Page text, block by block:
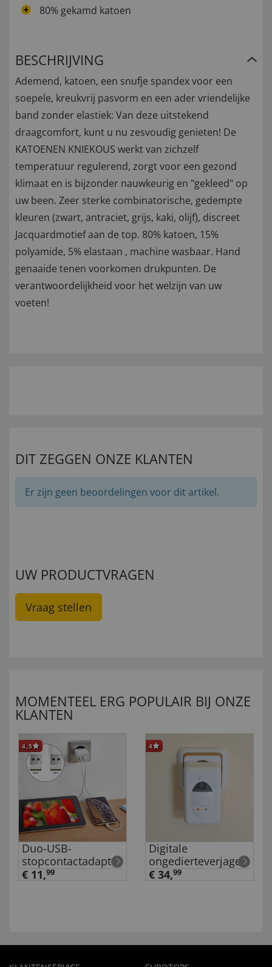
80% gekamd katoen
BESCHRIJVING
Ademend, katoen, een snufje spandex voor een
soepele, kreukvrij pasvorm en een ader vriendelijke
band zonder elastiek: Van deze uitstekend
draagcomfort, kunt u nu zesvoudig genieten! De
KATOENEN KNIEKOUS werkt van zichzelf
temperatuur regulerend, zorgt voor een gezond
klimaat en is bijzonder nauwkeurig en "gekleed" op
uw been. Zeer sterke combinatorische, gedempte
kleuren (zwart, antraciet, grijs, kaki, olijf), discreet
Jacquardmotief aan de top. 80% katoen, 15%
polyamide, 5% elastaan , machine wasbaar. Hand
genaaide tenen voorkomen drukpunten. De
verantwoordelijkheid voor het welzijn van uw
voeten!
DIT ZEGGEN ONZE KLANTEN
Er zijn geen beoordelingen voor dit artikel.
UW PRODUCTVRAGEN
Vraag stellen
MOMENTEEL ERG POPULAIR BIJ ONZE
KLANTEN
4,5
Duo-USB-
stopcontactadapter
€ 11,99
4
Digitale
ongedierteverjager
€ 34,99